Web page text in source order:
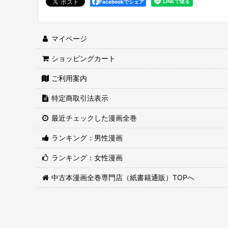
Facebookでシェア
マイページ
ショッピングカート
ご利用案内
特定商取引法表示
最近チェックした漫画全巻
ランキング：男性漫画
ランキング：女性漫画
中古本漫画全巻専門店（紙書籍通販）TOPへ